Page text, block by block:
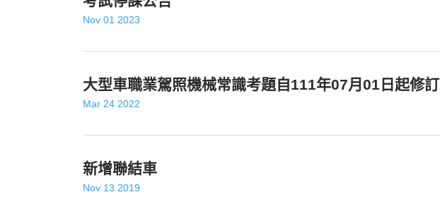
Nov 01 2023
大型車職業駕照機械常識考題自111年07月01日起修訂
Mar 24 2022
新增聯結車
Nov 13 2019